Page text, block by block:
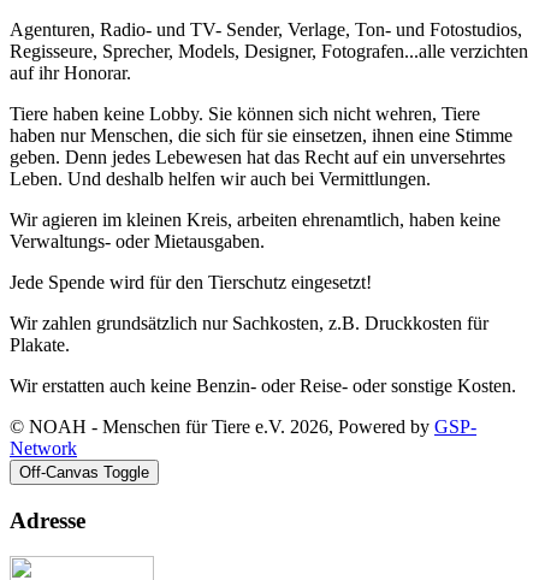
Agenturen, Radio- und TV- Sender, Verlage, Ton- und Fotostudios,
Regisseure, Sprecher, Models, Designer, Fotografen...alle verzichten
auf ihr Honorar.
Tiere haben keine Lobby. Sie können sich nicht wehren, Tiere
haben nur Menschen, die sich für sie einsetzen, ihnen eine Stimme
geben. Denn jedes Lebewesen hat das Recht auf ein unversehrtes
Leben. Und deshalb helfen wir auch bei Vermittlungen.
Wir agieren im kleinen Kreis, arbeiten ehrenamtlich, haben keine
Verwaltungs- oder Mietausgaben.
Jede Spende wird für den Tierschutz eingesetzt!
Wir zahlen grundsätzlich nur Sachkosten, z.B. Druckkosten für
Plakate.
Wir erstatten auch keine Benzin- oder Reise- oder sonstige Kosten.
© NOAH - Menschen für Tiere e.V. 2026, Powered by GSP-
Network
Off-Canvas Toggle
Adresse